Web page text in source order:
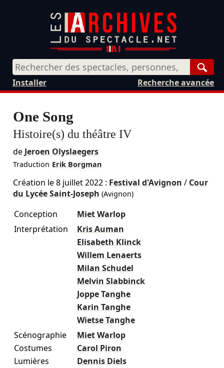
Recherche avancée
Installer
One Song
Histoire(s) du théâtre IV
de Jeroen Olyslaegers
Traduction Erik Borgman
Création le8 juillet 2022: Festival d'Avignon / Cour
du Lycée Saint-Joseph (Avignon)
Conception
Miet Warlop
Interprétation
Kris Auman
Elisabeth Klinck
Willem Lenaerts
Milan Schudel
Melvin Slabbinck
Joppe Tanghe
Karin Tanghe
Wietse Tanghe
Scénographie
Miet Warlop
Costumes
Carol Piron
Lumières
Dennis Diels